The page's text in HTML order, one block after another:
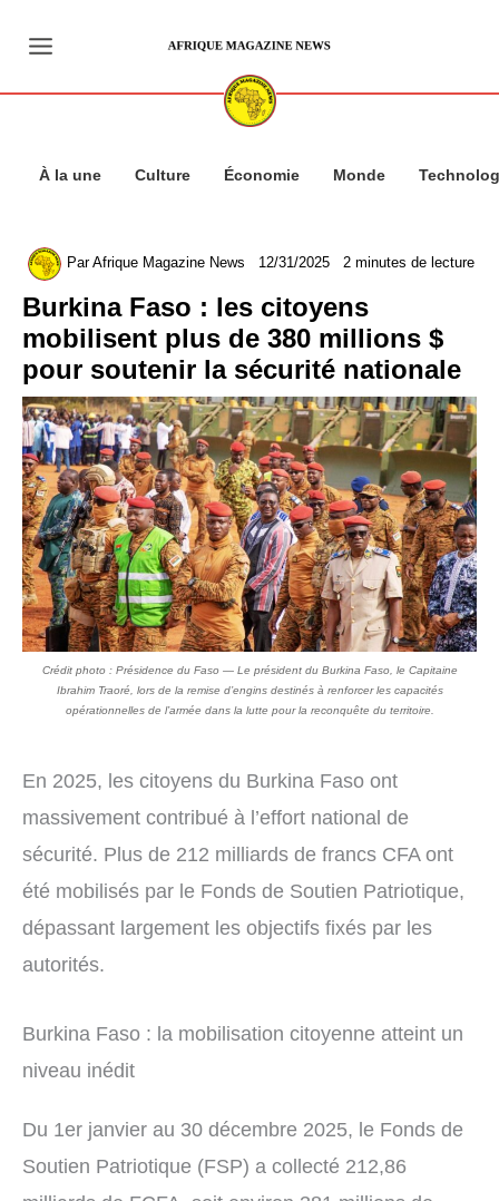
contenu
À la une Culture Économie Monde
ParAfrique Magazine News 12/31/2025 2 minutes de lecture
Burkina Faso : les citoyens
mobilisent plus de 380 millions $
pour soutenir la sécurité nationale
Crédit photo : Présidence du Faso — Le président du Burkina Faso, le Capitaine
Ibrahim Traoré, lors de la remise d’engins destinés à renforcer les capacités
opérationnelles de l’armée dans la lutte pour la reconquête du territoire.
En 2025, les citoyens du Burkina Faso ont
massivement contribué à l’effort national de
sécurité. Plus de 212 milliards de francs CFA ont
été mobilisés par le Fonds de Soutien Patriotique,
dépassant largement les objectifs fixés par les
autorités.
Burkina Faso : la mobilisation citoyenne atteint un
niveau inédit
Du 1er janvier au 30 décembre 2025, le Fonds de
Soutien Patriotique (FSP) a collecté 212,86